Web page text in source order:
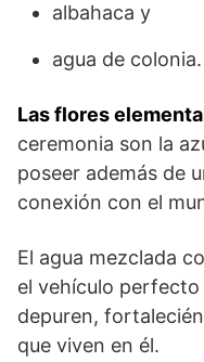
albahaca y
agua de colonia.
Las flores
ceremonia son la
poseer además de
conexión con el
El agua mezclada
el vehículo perfecto
depuren,
que viven en él.